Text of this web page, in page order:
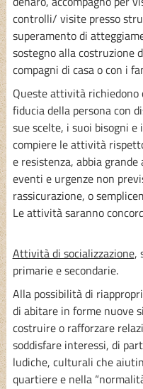
controlli/ visite presso
superamento di
sostegno alla costruzione
compagni di casa o con i
Queste attività richiedono
fiducia della persona con
sue scelte, i suoi bisogni
compiere le attività
e resistenza, abbia
eventi e urgenze non
rassicurazione, o
Le attività saranno
Attività di socializzazione,
primarie e secondarie.
Alla possibilità di
di abitare in forme nuove
costruire o rafforzare
soddisfare interessi, di
ludiche, culturali che
quartiere e nella